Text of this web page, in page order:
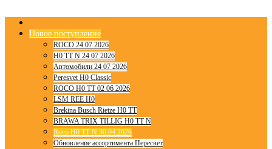
Новое поступление
ROCO 24 07 2026
H0 TT N 24 07 2026
Автомобили 24 07 2026
Peresvet H0 Classic
ROCO H0 TT 02 06 2026
LSM REE H0
Brekina Busch Rietze H0 TT
BRAWA TRIX TILLIG H0 TT N
Roco H0 TT N 30.04.2026
Обновление ассортимента Пересвет